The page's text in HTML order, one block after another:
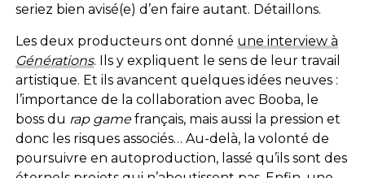
seriez bien avisé(e) d’en faire autant. Détaillons.
Les deux producteurs ont donné une interview à
Générations. Ils y expliquent le sens de leur travail
artistique. Et ils avancent quelques idées neuves :
l’importance de la collaboration avec Booba, le
boss du rap gamefrançais, mais aussi la pression et
donc les risques associés… Au-delà, la volonté de
poursuivre en autoproduction, lassé qu’ils sont des